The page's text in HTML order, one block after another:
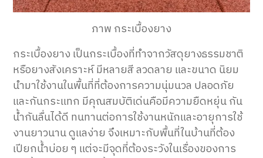
ภาพ กระเบื้องยาง
กระเบื้องยาง เป็นกระเบื้องที่ทำจากวัสดุยางธรรมชาติ
หรือยางสังเคราะห์ มีหลายสี ลวดลาย และขนาด นิยม
นำมาใช้งานในพื้นที่ที่ต้องการความนุ่มนวล ปลอดภัย
และกันกระแทก มีคุณสมบัติเด่นคือมีความยืดหยุ่น กัน
น้ำกันลื่นได้ดี ทนทานต่อการใช้งานหนักและอายุการใช้
งานยาวนาน ดูแลง่าย จึงเหมาะกับพื้นที่ในบ้านที่ต้อง
เปียกน้ำบ่อย ๆ แต่จะมีจุดที่ต้องระวังในเรื่องของการ